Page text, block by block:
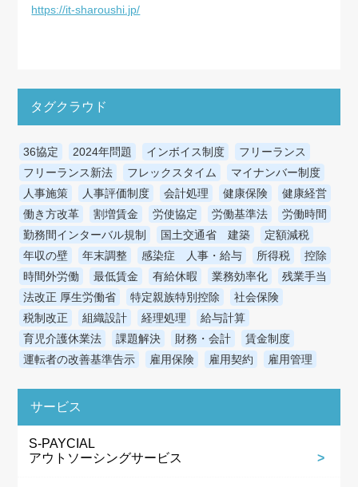
https://it-sharoushi.jp/
タグクラウド
36協定 2024年問題 インボイス制度
フリーランス
フリーランス新法
フレックスタイム
マイナンバー制度
人事施策
人事評価制度 会計処理 健康保険
健康経営
働き方改革
割増賃金 労使協定 労働基準法
労働時間
勤務間インターバル規制
国土交通省 建築
定額減税
年収の壁
年末調整 感染症 人事・給与 所得税
控除
時間外労働
最低賃金 有給休暇 業務効率化
残業手当
法改正 厚生労働省
特定親族特別控除
社会保険
税制改正
組織設計 経理処理
給与計算
育児介護休業法
課題解決 財務・会計
賃金制度
運転者の改善基準告示
雇用保険 雇用契約 雇用管理
サービス
S-PAYCIAL
アウトソーシングサービス